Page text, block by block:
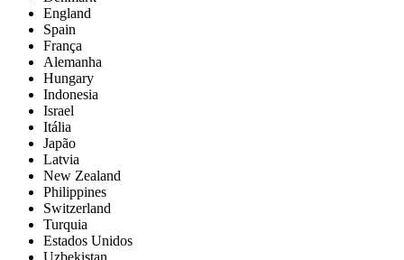
England
Spain
França
Alemanha
Hungary
Indonesia
Israel
Itália
Japão
Latvia
New Zealand
Philippines
Switzerland
Turquia
Estados Unidos
Uzbekistan